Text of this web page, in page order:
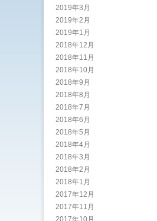
2019年3月
2019年2月
2019年1月
2018年12月
2018年11月
2018年10月
2018年9月
2018年8月
2018年7月
2018年6月
2018年5月
2018年4月
2018年3月
2018年2月
2018年1月
2017年12月
2017年11月
2017年10月